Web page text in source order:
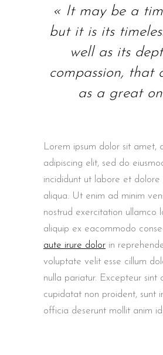
« It may be a
but it is its
well as its
compassion, that
as a great
Lorem ipsum dolor sit amet,
adipiscing elit, sed do
incididunt ut labore et dolore
aliqua. Ut enim ad minim
nostrud exercitation ullamco
aliquip ex eacommodo
aute irure dolor in
voluptate velit esse cillum
nulla pariatur. Excepteur sint
cupidatat non proident, sunt
officia deserunt mollit anim